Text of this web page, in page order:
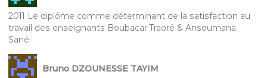
2011 Le diplôme comme déterminant de la satisfaction au
travail des enseignants Boubacar Traoré & Ansoumana
Sané
Bruno DZOUNESSE TAYIM